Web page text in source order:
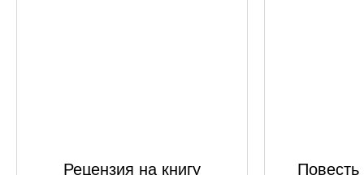
Рецензия на книгу